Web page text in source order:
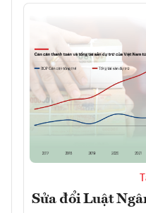
Sửa đổi Luật